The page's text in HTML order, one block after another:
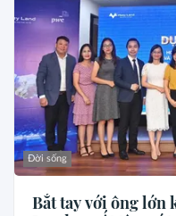
Đời sống
Bắt tay với ông lớn